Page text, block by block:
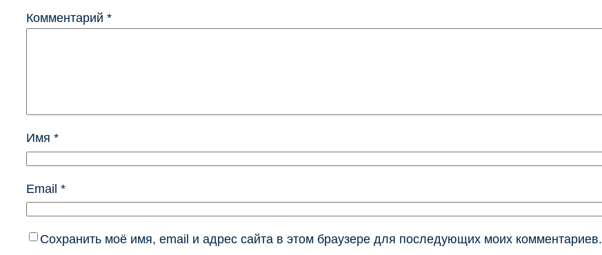
Комментарий *
Имя *
Email *
Сохранить моё имя, email и адрес сайта в этом браузере для последующих моих комментариев.